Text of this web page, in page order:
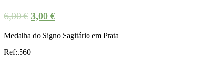
6,00€ 3,00 €
Medalha do Signo Sagitário em Prata
Ref:.560